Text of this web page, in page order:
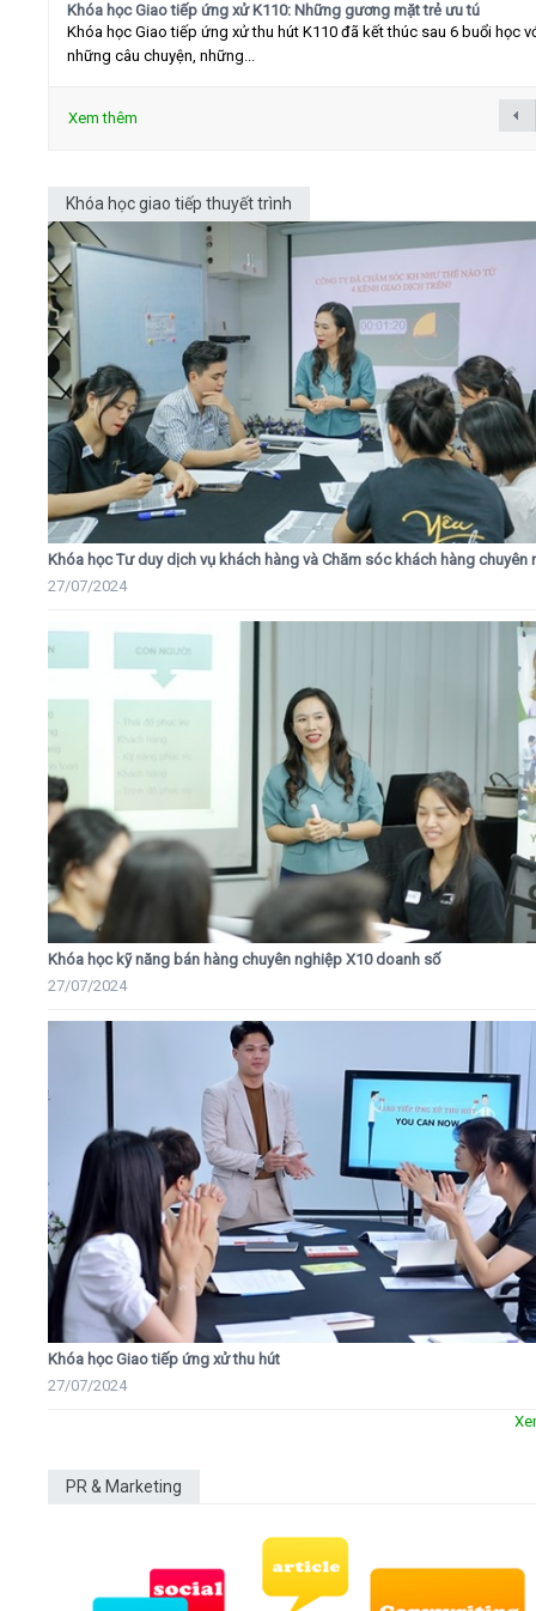
Khóa học Giao tiếp ứng xử K110: Những gương mặt trẻ ưu tú
Khóa học Giao tiếp ứng xử thu hút K110 đã kết thúc sau 6 buổi học
những câu chuyện, những...
Xem thêm
Khóa học giao tiếp thuyết trình
Khóa học Tư duy dịch vụ khách hàng và Chăm sóc khách hàng chuyên
27/07/2024
Khóa học kỹ năng bán hàng chuyên nghiệp X10 doanh số
27/07/2024
Khóa học Giao tiếp ứng xử thu hút
27/07/2024
PR & Marketing